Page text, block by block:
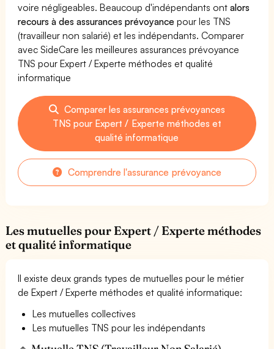
voire négligeables. Beaucoup d'indépendants ontalors
recours à des assurances prévoyance pour les TNS
(travailleur non salarié) et les indépendants. Comparer
avec SideCare les meilleures assurances prévoyance
TNS pour Expert / Experte méthodes et qualité
informatique
Comparer les assurances prévoyances
TNS pour Expert / Experte méthodes et
qualité informatique
Comprendre l'assurance prévoyance
Les mutuelles pour Expert / Experte méthodes
et qualité informatique
Il existe deux grands types de mutuelles pour le métier
de Expert / Experte méthodes et qualité informatique:
Les mutuelles collectives
Les mutuelles TNS pour les indépendants